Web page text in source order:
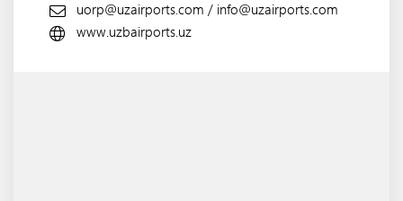
uorp@uzairports.com / info@uzairports.com
www.uzbairports.uz